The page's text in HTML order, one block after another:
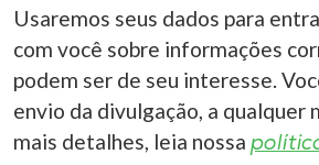
Usaremos seus dados para
com você sobre informações
podem ser de seu interesse.
envio da divulgação, a qualquer
mais detalhes, leia nossa